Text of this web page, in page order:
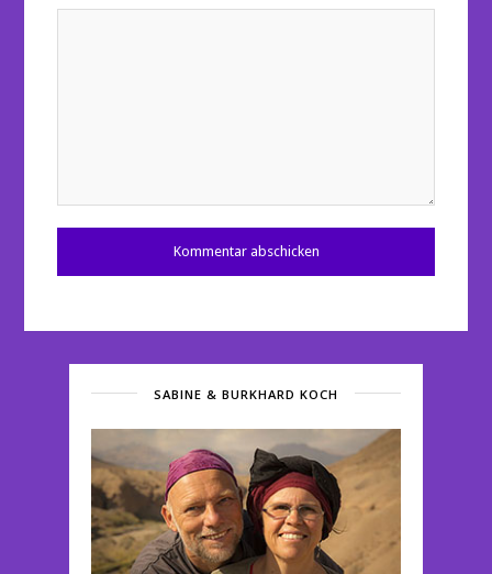
SABINE & BURKHARD KOCH